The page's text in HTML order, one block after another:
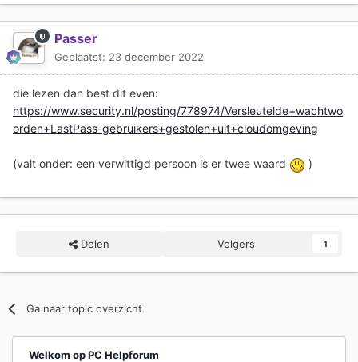
Passer
Geplaatst: 23 december 2022
die lezen dan best dit even:
https://www.security.nl/posting/778974/Versleutelde+wachtwo
orden+LastPass-gebruikers+gestolen+uit+cloudomgeving
(valt onder: een verwittigd persoon is er twee waard )
Delen Volgers 1
Ga naar topic overzicht
Welkom op PC Helpforum